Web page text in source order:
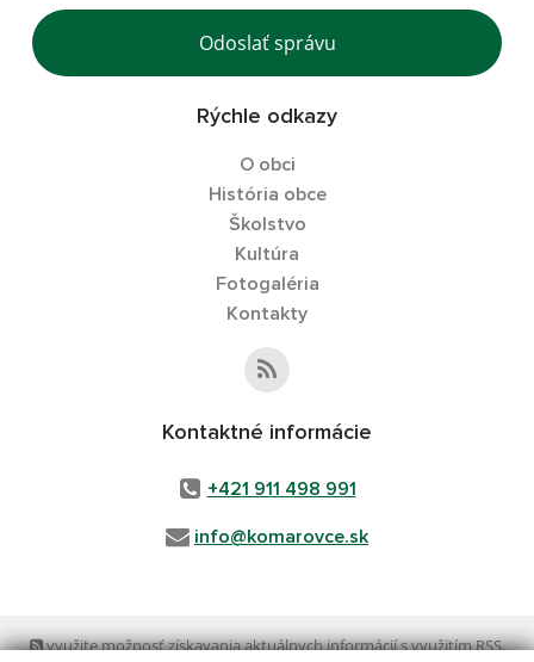
Odoslať správu
Rýchle odkazy
O obci
História obce
Školstvo
Kultúra
Fotogaléria
Kontakty
Kontaktné informácie
+421 911 498 991
info@komarovce.sk
využite možnosť získavania aktuálnych informácií s využitím RSS,